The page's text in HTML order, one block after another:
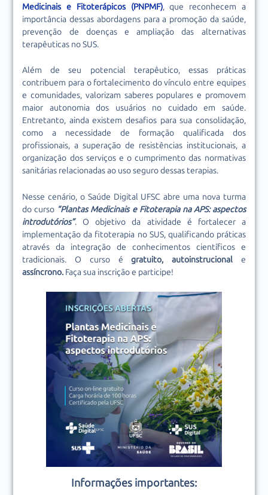
Medicinais e Fitoterápicos (PNPMF), que reconhecem a
importância dessas abordagens para a promoção da saúde,
prevenção de doenças e ampliação das alternativas
terapêuticas no SUS.
Além de seu potencial terapêutico, essas práticas
contribuem para o fortalecimento do vínculo entre equipes
e comunidades, valorizam saberes populares e promovem
maior autonomia dos usuários no cuidado em saúde.
Entretanto, ainda existem desafios para sua consolidação,
como a necessidade de formação qualificada dos
profissionais, a superação de resistências institucionais, a
organização dos serviços e o cumprimento das normativas
sanitárias relacionadas ao uso seguro dessas terapias.
Nesse cenário, o Saúde Digital UFSC abre uma nova turma
do curso “Plantas Medicinais e Fitoterapia na APS: aspectos
introdutórios”. O objetivo da atividade é fortalecer a
implementação da fitoterapia no SUS, qualificando práticas
através da integração de conhecimentos científicos e
tradicionais. O curso égratuito, autoinstrucional e
assíncrono. Faça sua inscrição e participe!
Informações importantes: